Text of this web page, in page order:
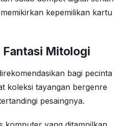
kepemilikan kartu
Fantasi Mitologi
bagi pecinta
koleksi tayangan bergenre
pesaingnya.